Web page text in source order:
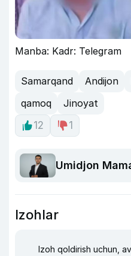
Manba: Kadr: Telegram
Samarqand Andijon
qamoq
Jinoyat
12
1
Umidjon
Izohlar
Izoh qoldirish uchun,